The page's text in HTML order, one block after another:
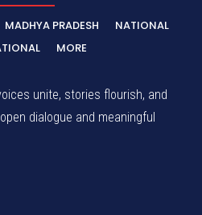
MADHYA PRADESH
NATIONAL
MORE
unite, stories flourish, and
dialogue and meaningful